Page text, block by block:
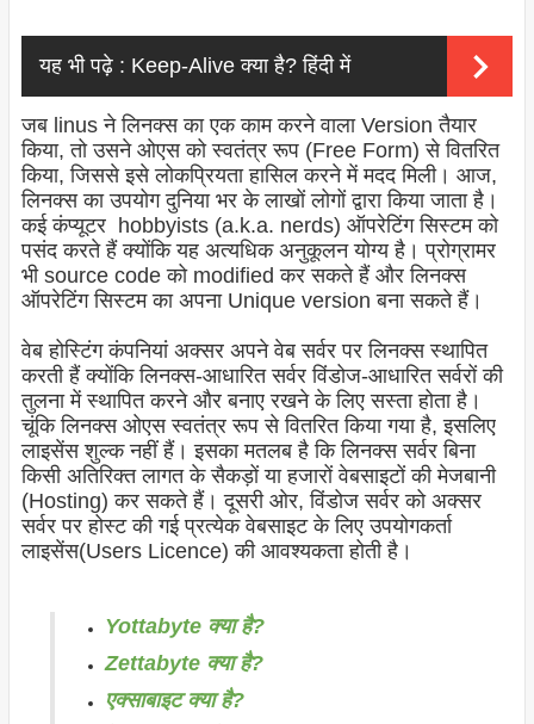
यह भी पढ़े : Keep-Alive क्या है? हिंदी में
जब linus ने लिनक्स का एक काम करने वाला Version तैयार
किया, तो उसने ओएस को स्वतंत्र रूप (Free Form) से वितरित
किया, जिससे इसे लोकप्रियता हासिल करने में मदद मिली। आज,
लिनक्स का उपयोग दुनिया भर के लाखों लोगों द्वारा किया जाता है।
कई कंप्यूटर hobbyists (a.k.a. nerds) ऑपरेटिंग सिस्टम को
पसंद करते हैं क्योंकि यह अत्यधिक अनुकूलन योग्य है। प्रोग्रामर
भी source code को modified कर सकते हैं और लिनक्स
ऑपरेटिंग सिस्टम का अपना Unique version बना सकते हैं।
वेब होस्टिंग कंपनियां अक्सर अपने वेब सर्वर पर लिनक्स स्थापित
करती हैं क्योंकि लिनक्स-आधारित सर्वर विंडोज-आधारित सर्वरों की
तुलना में स्थापित करने और बनाए रखने के लिए सस्ता होता है।
चूंकि लिनक्स ओएस स्वतंत्र रूप से वितरित किया गया है, इसलिए
लाइसेंस शुल्क नहीं हैं। इसका मतलब है कि लिनक्स सर्वर बिना
किसी अतिरिक्त लागत के सैकड़ों या हजारों वेबसाइटों की मेजबानी
(Hosting) कर सकते हैं। दूसरी ओर, विंडोज सर्वर को अक्सर
सर्वर पर होस्ट की गई प्रत्येक वेबसाइट के लिए उपयोगकर्ता
लाइसेंस(Users Licence) की आवश्यकता होती है।
Yottabyte क्या है?
Zettabyte क्या है?
एक्साबाइट क्या है?